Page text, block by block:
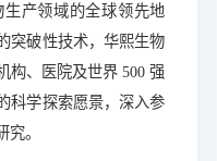
生产领域的全球领先地
突破性技术，华熙生物
构、医院及世界 500 强
科学探索愿景，深入参
。